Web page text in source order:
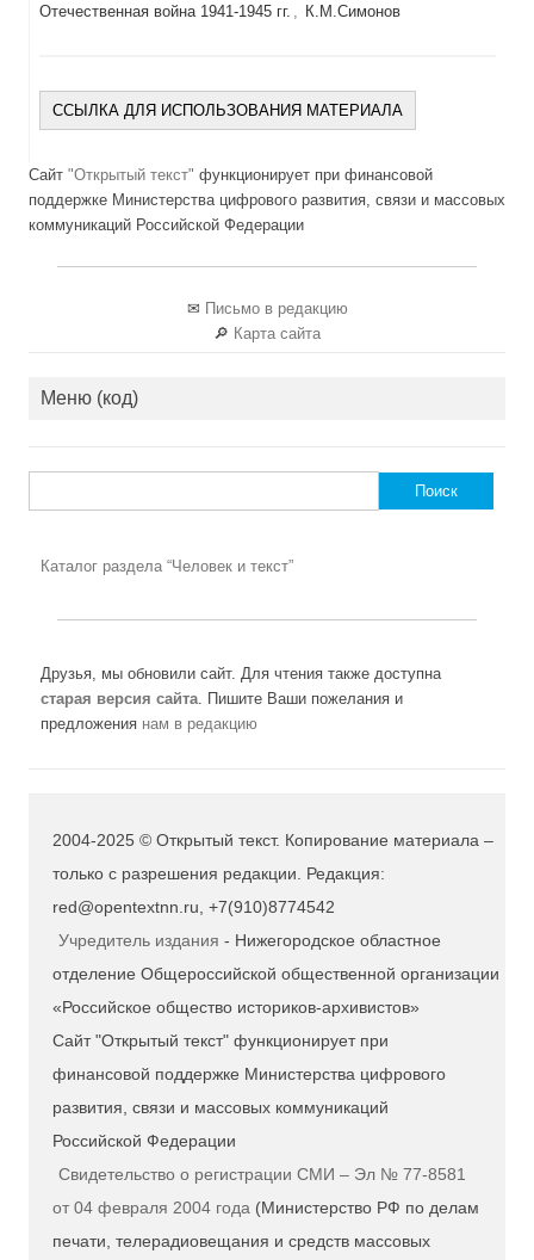
Отечественная война 1941-1945 гг. , К.М.Симонов
ССЫЛКА ДЛЯ ИСПОЛЬЗОВАНИЯ МАТЕРИАЛА
Сайт "Открытый текст" функционирует при финансовой
поддержке Министерства цифрового развития, связи и массовых
коммуникаций Российской Федерации
✉ Письмо в редакцию
🔎 Карта сайта
Меню (код)
Каталог раздела “Человек и текст”
Друзья, мы обновили сайт. Для чтения также доступна
старая версия сайта. Пишите Ваши пожелания и
предложения нам в редакцию
2004-2025 © Открытый текст. Копирование материала –
только с разрешения редакции. Редакция:
red@opentextnn.ru, +7(910)8774542
Учредитель издания - Нижегородское областное
отделение Общероссийской общественной организации
«Российское общество историков-архивистов»
Сайт "Открытый текст" функционирует при
финансовой поддержке Министерства цифрового
развития, связи и массовых коммуникаций
Российской Федерации
Свидетельство о регистрации СМИ – Эл № 77-8581
от 04 февраля 2004 года (Министерство РФ по делам
печати, телерадиовещания и средств массовых